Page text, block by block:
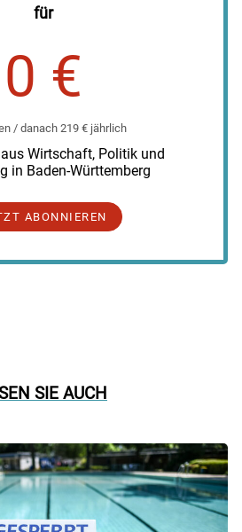
für
0 €
/ danach 219 € jährlich
Wirtschaft, Politik und
in Baden-Württemberg
ABONNIEREN
SIE AUCH